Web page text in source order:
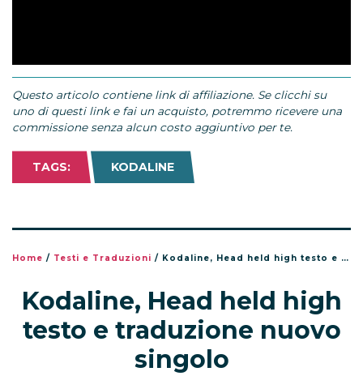
Questo articolo contiene link di affiliazione. Se clicchi su
uno di questi link e fai un acquisto, potremmo ricevere una
commissione senza alcun costo aggiuntivo per te.
TAGS: KODALINE
Home / Testi e Traduzioni / Kodaline, Head held high testo e traduzione nuovo singolo
Kodaline, Head held high
testo e traduzione nuovo
singolo